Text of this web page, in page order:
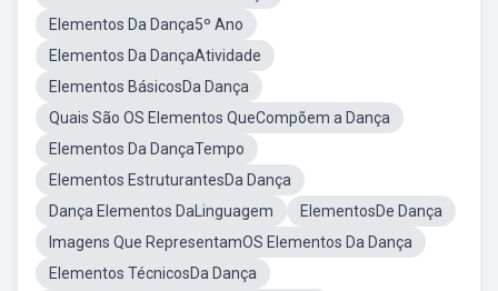
Elementos Da Dança5º Ano
Elementos Da DançaAtividade
Elementos BásicosDa Dança
Quais São OS Elementos QueCompõem a Dança
Elementos Da DançaTempo
Elementos EstruturantesDa Dança
Dança Elementos DaLinguagem
ElementosDe Dança
Imagens Que RepresentamOS Elementos Da Dança
Elementos TécnicosDa Dança